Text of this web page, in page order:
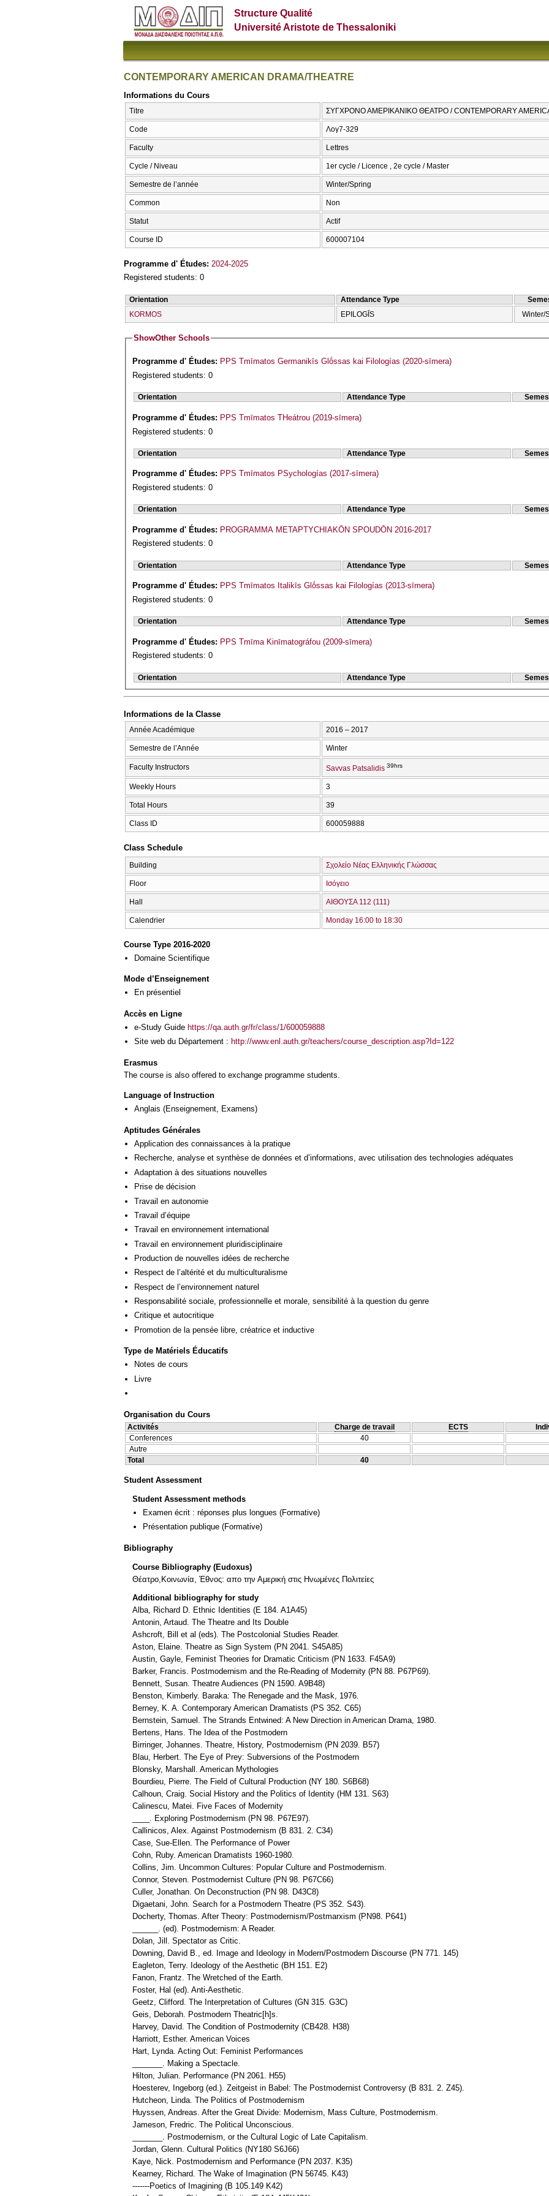
Structure Qualité
Université Aristote de Thessaloniki
CONTEMPORARY AMERICAN DRAMA/THEATRE
Informations du Cours
Titre ΣΥΓΧΡΟΝΟ ΑΜΕΡΙΚΑΝΙΚΟ ΘΕΑΤΡΟ / CONTEMPORARY
Code Λογ7-329
Faculty Lettres
Cycle / Niveau 1er cycle / Licence , 2e cycle / Master
Semestre de l’année Winter/Spring
Common Non
Statut Actif
Course ID 600007104
Programme d' Études: 2024-2025
Registered students: 0
Orientation Attendance Type
KORMOS
EPILOGĪS Winter/
ShowOther Schools
Programme d' Études: PPS Tmīmatos Germanikīs Glṓssas kai Filologías (2020-sīmera)
Registered students: 0
Orientation Attendance Type
Programme d' Études: PPS Tmīmatos THeátrou (2019-sīmera)
Registered students: 0
Orientation Attendance Type
Programme d' Études: PPS Tmīmatos PSychologías (2017-sīmera)
Registered students: 0
Orientation Attendance Type
Programme d' Études: PROGRAMMA METAPTYCΗIAKŌN SPOUDŌN 2016-2017
Registered students: 0
Orientation Attendance Type
Programme d' Études: PPS Tmīmatos Italikīs Glṓssas kai Filologías (2013-sīmera)
Registered students: 0
Orientation Attendance Type
Programme d' Études: PPS Tmīma Kinīmatográfou (2009-sīmera)
Registered students: 0
Orientation Attendance Type
Informations de la Classe
Année Académique 2016 – 2017
Semestre de l’Année Winter
Faculty Instructors Savvas Patsalidis 39hrs
Weekly Hours 3
Total Hours 39
Class ID 600059888
Class Schedule
Building Σχολείο Νέας Ελληνικής Γλώσσας
Floor Ισόγειο
Hall ΑΙΘΟΥΣΑ 112 (111)
Calendrier Monday 16:00 to 18:30
Course Type 2016-2020
Domaine Scientifique
Mode d’Enseignement
En présentiel
Accès en Ligne
e-Study Guide https://qa.auth.gr/fr/class/1/600059888
Site web du Département : http://www.enl.auth.gr/teachers/course_description.asp?Id=122
Erasmus
The course is also offered to exchange programme students.
Language of Instruction
Anglais (Enseignement, Examens)
Aptitudes Générales
Application des connaissances à la pratique
Recherche, analyse et synthèse de données et d’informations, avec utilisation des technologies adéquates
Adaptation à des situations nouvelles
Prise de décision
Travail en autonomie
Travail d’équipe
Travail en environnement international
Travail en environnement pluridisciplinaire
Production de nouvelles idées de recherche
Respect de l’altérité et du multiculturalisme
Respect de l’environnement naturel
Responsabilité sociale, professionnelle et morale, sensibilité à la question du genre
Critique et autocritique
Promotion de la pensée libre, créatrice et inductive
Type de Matériels Éducatifs
Notes de cours
Livre
Organisation du Cours
Activités Charge de travail ECTS
Conferences
40
Autre
Total
40
Student Assessment
Student Assessment methods
Examen écrit : réponses plus longues (Formative)
Présentation publique (Formative)
Bibliography
Course Bibliography (Eudoxus)
Θέατρο,Κοινωνία, Έθνος: απο την Αμερική στις Ηνωμένες Πολιτείες
Additional bibliography for study
Alba, Richard D. Ethnic Identities (E 184. A1A45)
Antonin, Artaud. The Theatre and Its Double
Ashcroft, Bill et al (eds). The Postcolonial Studies Reader.
Aston, Elaine. Theatre as Sign System (PN 2041. S45A85)
Austin, Gayle, Feminist Theories for Dramatic Criticism (PN 1633. F45A9)
Barker, Francis. Postmodernism and the Re-Reading of Modernity (PN 88. P67P69).
Bennett, Susan. Theatre Audiences (PN 1590. A9B48)
Benston, Kimberly. Baraka: The Renegade and the Mask, 1976.
Berney, K. A. Contemporary American Dramatists (PS 352. C65)
Bernstein, Samuel. The Strands Entwined: A New Direction in American Drama, 1980.
Bertens, Hans. The Idea of the Postmodern
Birringer, Johannes. Theatre, History, Postmodernism (PN 2039. B57)
Blau, Herbert. The Eye of Prey: Subversions of the Postmodern
Blonsky, Marshall. American Mythologies
Bourdieu, Pierre. The Field of Cultural Production (NY 180. S6B68)
Calhoun, Craig. Social History and the Politics of Identity (HM 131. S63)
Calinescu, Matei. Five Faces of Modernity
____. Exploring Postmodernism (PN 98. P67E97).
Callinicos, Alex. Against Postmodernism (B 831. 2. C34)
Case, Sue-Ellen. The Performance of Power
Cohn, Ruby. American Dramatists 1960-1980.
Collins, Jim. Uncommon Cultures: Popular Culture and Postmodernism.
Connor, Steven. Postmodernist Culture (PN 98. P67C66)
Culler, Jonathan. On Deconstruction (PN 98. D43C8)
Digaetani, John. Search for a Postmodern Theatre (PS 352. S43).
Docherty, Thomas. After Theory: Postmodernism/Postmarxism (PN98. P641)
______. (ed). Postmodernism: A Reader.
Dolan, Jill. Spectator as Critic.
Downing, David B., ed. Image and Ideology in Modern/Postmodern Discourse (PN 771. 145)
Eagleton, Terry. Ideology of the Aesthetic (BH 151. E2)
Fanon, Frantz. The Wretched of the Earth.
Foster, Hal (ed). Anti-Aesthetic.
Geetz, Clifford. The Interpretation of Cultures (GN 315. G3C)
Geis, Deborah. Postmodern Theatric[h]s.
Harvey, David. The Condition of Postmodernity (CB428. H38)
Harriott, Esther. American Voices
Hart, Lynda. Acting Out: Feminist Performances
_______. Making a Spectacle.
Hilton, Julian. Performance (PN 2061. H55)
Hoesterev, Ingeborg (ed.). Zeitgeist in Babel: The Postmodernist Controversy (B 831. 2. Z45).
Hutcheon, Linda. The Politics of Postmodernism
Huyssen, Andreas. After the Great Divide: Modernism, Mass Culture, Postmodernism.
Jameson, Fredric. The Political Unconscious.
_______. Postmodernism, or the Cultural Logic of Late Capitalism.
Jordan, Glenn. Cultural Politics (NY180 S6J66)
Kaye, Nick. Postmodernism and Performance (PN 2037. K35)
Kearney, Richard. The Wake of Imagination (PN 56745. K43)
-------Poetics of Imagining (B 105.149 K42)